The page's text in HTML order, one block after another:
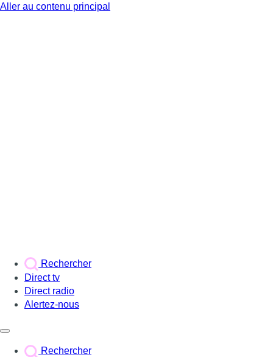
Aller au contenu principal
Rechercher
Direct tv
Direct radio
Alertez-nous
Rechercher